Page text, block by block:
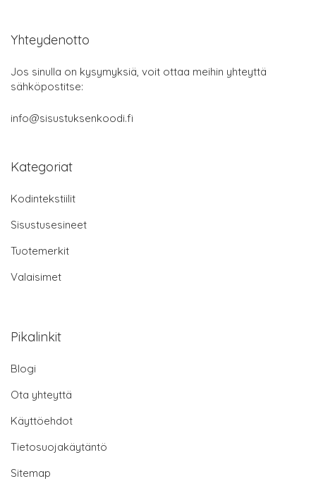
Yhteydenotto
Jos sinulla on kysymyksiä, voit ottaa meihin yhteyttä
sähköpostitse:
info@sisustuksenkoodi.fi
Kategoriat
Kodintekstiilit
Sisustusesineet
Tuotemerkit
Valaisimet
Pikalinkit
Blogi
Ota yhteyttä
Käyttöehdot
Tietosuojakäytäntö
Sitemap